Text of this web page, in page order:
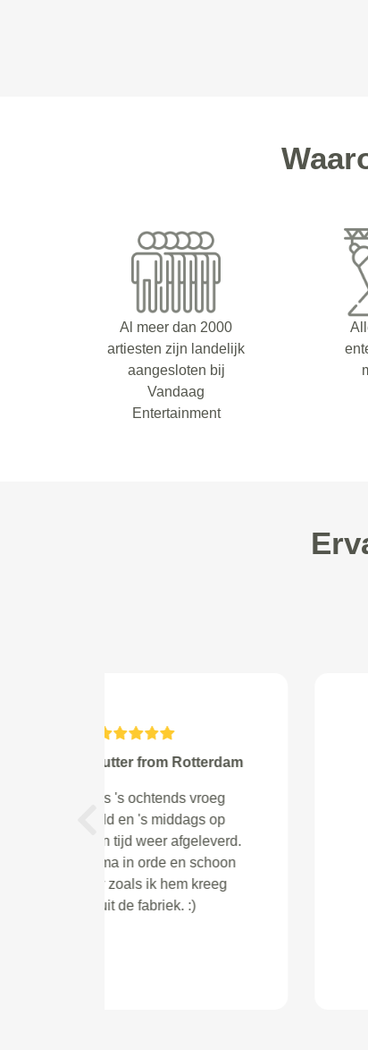
Al meer dan 2000
artiesten zijn landelijk
aangesloten bij
Vandaag
Entertainment
Ruhe from
Ik werd goed geholpen door de
agent. Vriendelijk en prima
gedaan. Ook bij de garage
Primoto werd ik uitstekend
Previous